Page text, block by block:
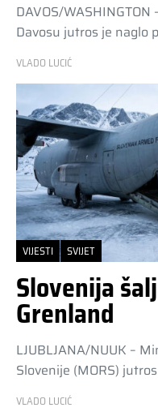
DAVOS/
Davosu jutros je naglo
VLADO LUCIĆ
VIJESTI SVIJET
Slovenija
Grenland
LJUBLJANA/NUUK –
Slovenije (MORS)
VLADO LUCIĆ